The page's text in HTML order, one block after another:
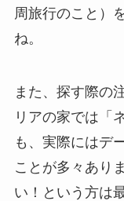
周旅行のこと）
ね。
また、探す際の
リアの家では「
も、実際にはデ
ことが多々あり
い！という方は